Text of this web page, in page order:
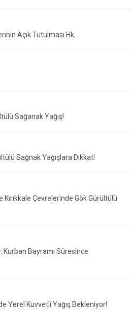
Açık Tutulması Hk.
Sağanak Yağış!
Sağnak Yağışlara Dikkat!
Kırıkkale Çevrelerinde Gök Gürültülü
Bayramı Süresince
Yerel Kuvvetli Yağış Bekleniyor!